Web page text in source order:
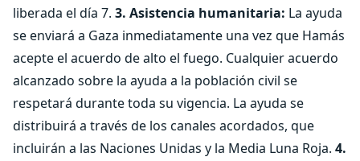
liberada el día 7. 3. Asistencia humanitaria: La ayuda
se enviará a Gaza inmediatamente una vez que Hamás
acepte el acuerdo de alto el fuego. Cualquier acuerdo
alcanzado sobre la ayuda a la población civil se
respetará durante toda su vigencia. La ayuda se
distribuirá a través de los canales acordados, que
incluirán a las Naciones Unidas y la Media Luna Roja. 4.